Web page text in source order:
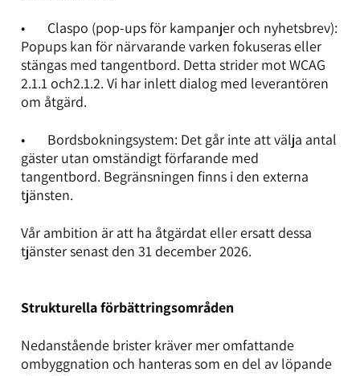
• Claspo (pop-ups för kampanjer och nyhetsbrev):
Popups kan för närvarande varken fokuseras eller
stängas med tangentbord. Detta strider mot WCAG
2.1.1 och2.1.2. Vi har inlett dialog med leverantören
om åtgärd.
• Bordsbokningsystem: Det går inte att välja antal
gäster utan omständigt förfarande med
tangentbord. Begränsningen finns i den externa
tjänsten.
Vår ambition är att ha åtgärdat eller ersatt dessa
tjänster senast den 31 december 2026.
Strukturella förbättringsområden
Nedanstående brister kräver mer omfattande
ombyggnation och hanteras som en del av löpande